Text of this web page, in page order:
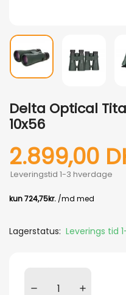
Delta Optical
10x56
2.899,00
Leveringstid 1-3 hverdage
Lagerstatus: Leverings tid